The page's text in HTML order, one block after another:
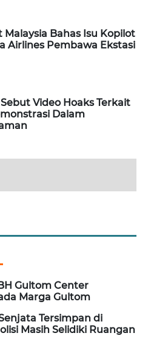
Malaysia Bahas Isu Kopilot
Airlines Pembawa Ekstasi
Video Hoaks Terkait
Dalam
Gultom Center
Marga Gultom
Tersimpan di
Masih Selidiki Ruangan